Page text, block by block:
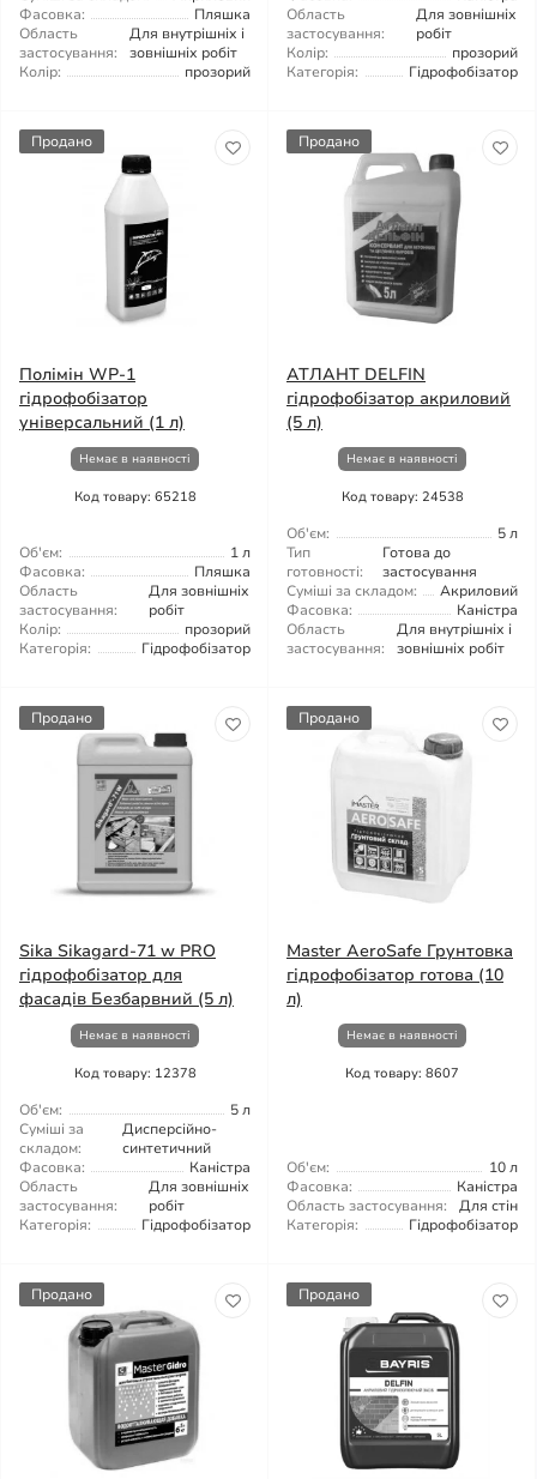
Фасовка:
Пляшка
Область
застосування:
Для внутрішніх і
зовнішніх робіт
Колір:
прозорий
Область
застосування:
Для зовнішніх
робіт
Колір:
прозорий
Категорія:
Гідрофобізатор
Продано
Полімін WP-1
гідрофобізатор
універсальний (1 л)
Немає в наявності
Код товару: 65218
Об'єм:
1 л
Фасовка:
Пляшка
Область
застосування:
Для зовнішніх
робіт
Колір:
прозорий
Категорія:
Гідрофобізатор
Продано
АТЛАНТ DELFIN
гідрофобізатор акриловий
(5 л)
Немає в наявності
Код товару: 24538
Об'єм:
5 л
Тип
готовності:
Готова до
застосування
Суміші за складом:
Акриловий
Фасовка:
Каністра
Область
застосування:
Для внутрішніх і
зовнішніх робіт
Продано
Sika Sikagard-71 w PRO
гідрофобізатор для
фасадів Безбарвний (5 л)
Немає в наявності
Код товару: 12378
Об'єм:
5 л
Суміші за
складом:
Дисперсійно-
синтетичний
Фасовка:
Каністра
Область
застосування:
Для зовнішніх
робіт
Категорія:
Гідрофобізатор
Продано
Master AeroSafe Грунтовка
гідрофобізатор готова (10
л)
Немає в наявності
Код товару: 8607
Об'єм:
10 л
Фасовка:
Каністра
Область застосування:
Для стін
Категорія:
Гідрофобізатор
Продано Продано